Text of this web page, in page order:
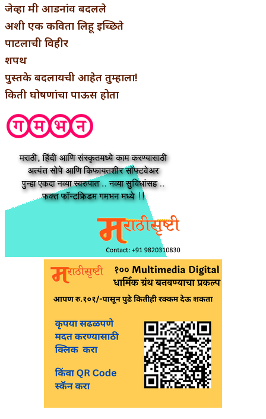
जेव्हा मी आडनांव बदलले
अशी एक कविता लिहू इच्छिते
पाटलाची विहीर
शपथ
पुस्तके बदलायची आहेत तुम्हाला!
किती घोषणांचा पाऊस होता